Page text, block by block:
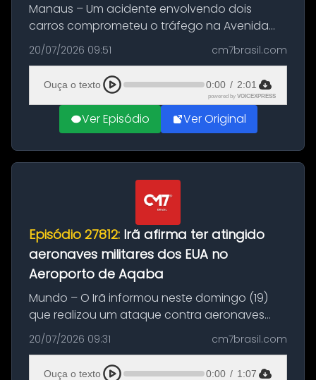
Manaus – Um acidente envolvendo dois
carros comprometeu o tráfego na Avenida
Brasil durante a manhã desta segunda-feira
(20), em frente ao complexo da Prefeitura de
Manaus, na Zona Oeste. A batida ter...
20/07/2026 09:51 cm7brasil.com
Ouça o texto 0:00 / 2:01
powered by VOICEXPRESS
Ver Episódio Ver Original
Episódio 27812: Irã afirma ter atingido
aeronaves militares dos EUA no
Aeroporto de Aqaba
Mundo – O Irã informou neste domingo (19)
que realizou um ataque contra aeronaves
militares dos Estados Unidos estacionadas no
Aeroporto de Aqaba, na Jordânia, durante a
21ª fase da Operação Nasr 2. A...
20/07/2026 09:31 cm7brasil.com
Ouça o texto 0:00 / 1:07